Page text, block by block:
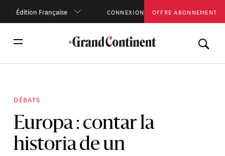
Édition Française CONNEXION OFFRE ABONNEMENT
DÉBATS
Europa : contar la
historia de un